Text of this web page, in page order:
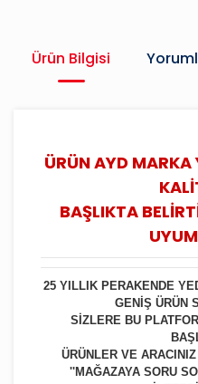
Ürün Bilgisi
ÜRÜN AYD MARKA
BAŞLIKTA
25 YILLIK PERAKENDE
GENİŞ ÜRÜN
SİZLERE BU
ÜRÜNLER VE
''MAĞAZAYA SORU